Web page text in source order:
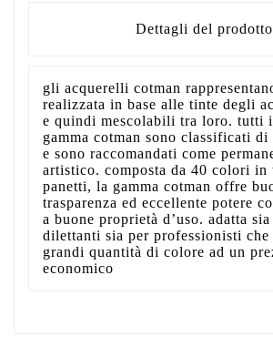
Dettagli del prodotto
gli acquerelli cotman
realizzata in base alle tinte degli
e quindi mescolabili tra loro. tutti
gamma cotman sono classificati di
e sono raccomandati come
artistico. composta da 40 colori in
panetti, la gamma cotman offre
trasparenza ed eccellente potere
a buone proprietà d’uso. adatta
dilettanti sia per professionisti che
grandi quantità di colore ad un
economico